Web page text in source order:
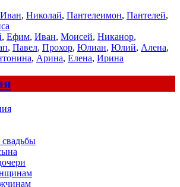
Иван, Николай, Пантелеимон, Пантелей,
, Ефим, Иван, Моисей, Никанор,
, Павел, Прохор, Юлиан, Юлий, Алена,
, Арина, Елена, Ирина